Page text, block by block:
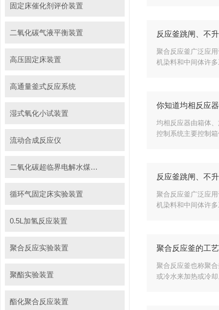
固定床催化剂评价装置
二氧化碳气液平衡装置
高压固定床装置
高通量釜式反应系统
湿式氧化小试装置
流动合成反应仪
二氧化碳超临界电解水煤浆制甲烷装置
循环气固定床实验装置
0.5L加氢反应装置
聚合反应实验装置
聚酯实验装置
酯化聚合反应装置
反应釜跳闸、不
聚合反应釜广泛应
机染料和中间体许
你知道均相反应
均相反应器由箱体
控制系统主要控制
反应釜跳闸、不
聚合反应釜广泛应
机染料和中间体许
聚合反应釜的工
聚合反应釜也称聚
或冷水来加热或冷